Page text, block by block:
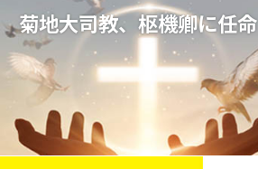
菊地大司教、枢機卿に任命